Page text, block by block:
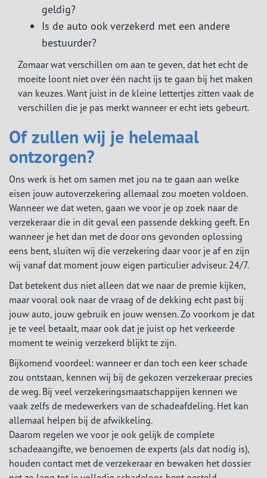
geldig?
Is de auto ook verzekerd met een andere
bestuurder?
Zomaar wat verschillen om aan te geven, dat het echt de
moeite loont niet over één nacht ijs te gaan bij het maken
van keuzes. Want juist in de kleine lettertjes zitten vaak de
verschillen die je pas merkt wanneer er echt iets gebeurt.
Of zullen wij je helemaal
ontzorgen?
Ons werk is het om samen met jou na te gaan aan welke
eisen jouw autoverzekering allemaal zou moeten voldoen.
Wanneer we dat weten, gaan we voor je op zoek naar de
verzekeraar die in dit geval een passende dekking geeft. En
wanneer je het dan met de door ons gevonden oplossing
eens bent, sluiten wij die verzekering daar voor je af en zijn
wij vanaf dat moment jouw eigen particulier adviseur. 24/7.
Dat betekent dus niet alleen dat we naar de premie kijken,
maar vooral ook naar de vraag of de dekking echt past bij
jouw auto, jouw gebruik en jouw wensen. Zo voorkom je dat
je te veel betaalt, maar ook dat je juist op het verkeerde
moment te weinig verzekerd blijkt te zijn.
Bijkomend voordeel: wanneer er dan toch een keer schade
zou ontstaan, kennen wij bij de gekozen verzekeraar precies
de weg. Bij veel verzekeringsmaatschappijen kennen we
vaak zelfs de medewerkers van de schadeafdeling. Het kan
allemaal helpen bij de afwikkeling.
Daarom regelen we voor je ook gelijk de complete
schadeaangifte, we benoemen de experts (als dat nodig is),
houden contact met de verzekeraar en bewaken het dossier